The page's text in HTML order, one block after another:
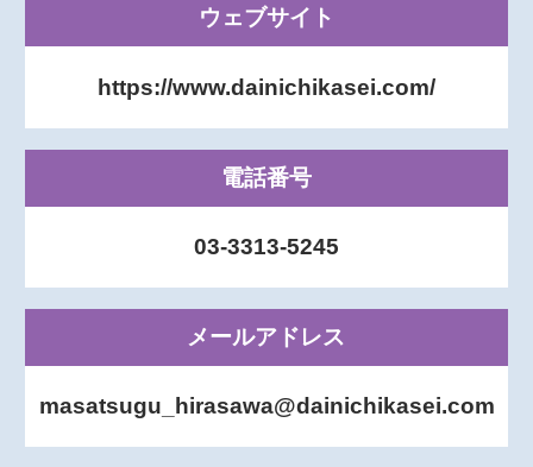
ウェブサイト
https://www.dainichikasei.com/
電話番号
03-3313-5245
メールアドレス
masatsugu_hirasawa@dainichikasei.com